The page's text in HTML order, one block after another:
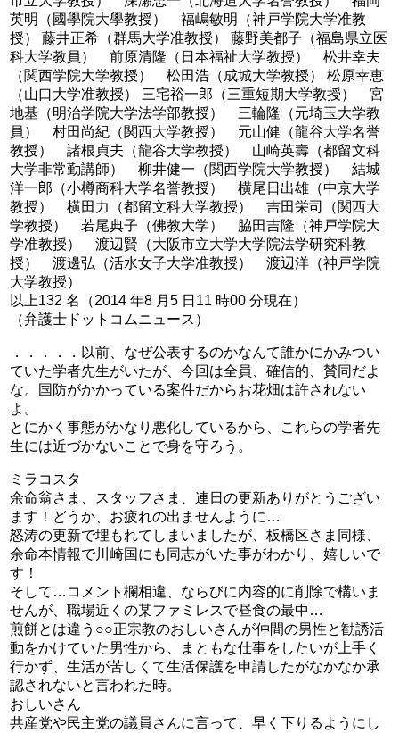
英明（國學院大學教授） 福嶋敏明（神戸学院大学准教
授） 藤井正希（群馬大学准教授） 藤野美都子（福島県立医
科大学教員） 前原清隆（日本福祉大学教授） 松井幸夫
（関西学院大学教授） 松田浩（成城大学教授） 松原幸恵
（山口大学准教授） 三宅裕一郎（三重短期大学教授） 宮
地基（明治学院大学法学部教授） 三輪隆（元埼玉大学教
員） 村田尚紀（関西大学教授） 元山健（龍谷大学名誉
教授） 諸根貞夫（龍谷大学教授） 山崎英壽（都留文科
大学非常勤講師） 柳井健一（関西学院大学教授） 結城
洋一郎（小樽商科大学名誉教授） 横尾日出雄（中京大学
教授） 横田力（都留文科大学教授） 吉田栄司（関西大
学教授） 若尾典子（佛教大学） 脇田吉隆（神戸学院大
学准教授） 渡辺賢（大阪市立大学大学院法学研究科教
授） 渡邊弘（活水女子大学准教授） 渡辺洋（神戸学院
大学教授）
以上132 名（2014 年8 月5 日11 時00 分現在）
（弁護士ドットコムニュース）
．．．．．以前、なぜ公表するのかなんて誰かにかみつい
ていた学者先生がいたが、今回は全員、確信的、賛同だよ
な。国防がかかっている案件だからお花畑は許されない
よ。
とにかく事態がかなり悪化しているから、これらの学者先
生には近づかないことで身を守ろう。
ミラコスタ
余命翁さま、スタッフさま、連日の更新ありがとうござい
ます！どうか、お疲れの出ませんように…
怒涛の更新で埋もれてしまいましたが、板橋区さま同様、
余命本情報で川崎国にも同志がいた事がわかり、嬉しいで
す！
そして…コメント欄相違、ならびに内容的に削除で構いま
せんが、職場近くの某ファミレスで昼食の最中…
煎餅とは違う○○正宗教のおしいさんが仲間の男性と勧誘活
動をかけていた男性から、まともな仕事をしたいが上手く
行かず、生活が苦しくて生活保護を申請したがなかなか承
認されないと言われた時。
おしいさん
共産党や民主党の議員さんに言って、早く下りるようにし